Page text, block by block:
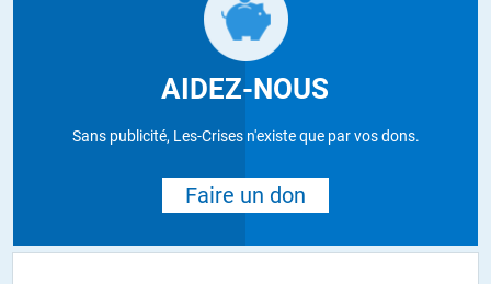
AIDEZ-NOUS
Sans publicité, Les-Crises n'existe que par vos dons.
Faire un don